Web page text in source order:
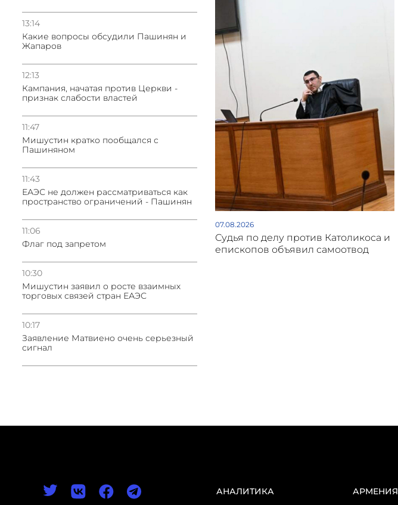
13:14
Какие вопросы обсудили Пашинян и
Жапаров
12:13
Кампания, начатая против Церкви -
признак слабости властей
11:47
Мишустин кратко пообщался с
Пашиняном
11:43
ЕАЭС не должен рассматриваться как
пространство ограничений - Пашинян
11:06
Флаг под запретом
10:30
Мишустин заявил о росте взаимных
торговых связей стран ЕАЭС
10:17
Заявление Матвиено очень серьезный
сигнал
07.08.2026
Судья по делу против Католикоса и
епископов объявил самоотвод
АНАЛИТИКА АРМЕНИЯ